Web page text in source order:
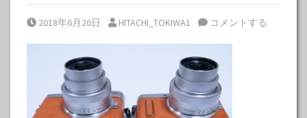
Posted on
2018年6月26日 Posted by
HITACHI_TOKIWA1 コメントする